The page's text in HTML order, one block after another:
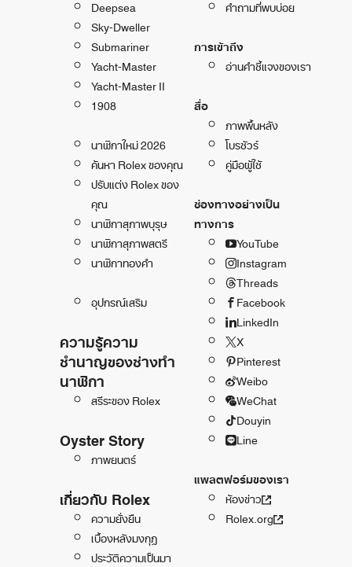
Deepsea
Sky-Dweller
Submariner
Yacht-Master
Yacht-Master II
1908
นาฬิกาใหม่ 2026
ค้นหา Rolex ของคุณ
ปรับแต่ง Rolex ของ
คุณ
นาฬิกาสุภาพบุรุษ
นาฬิกาสุภาพสตรี
นาฬิกาทองคำ
อุปกรณ์เสริม
ความรู้ความ
ชำนาญของช่างทำ
นาฬิกา
สรีระของ Rolex
Oyster Story
ภาพยนตร์
เกี่ยวกับ Rolex
ความยั่งยืน
เบื้องหลังมงกุฎ
ประวัติความเป็นมา
คำถามที่พบบ่อย
การเข้าถึง
อ่านคำชี้แจงของเรา
สื่อ
ภาพพื้นหลัง
โบรชัวร์
คู่มือผู้ใช้
ช่องทางอย่างเป็น
ทางการ
YouTube
Instagram
Threads
Facebook
LinkedIn
X
Pinterest
Weibo
WeChat
Douyin
Line
แพลตฟอร์มของเรา
ห้องข่าว
Rolex.org